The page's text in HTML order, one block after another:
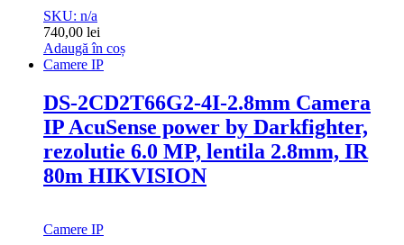
SKU: n/a
740,00 lei
Adaugă în coș
Camere IP
DS-2CD2T66G2-4I-2.8mm Camera
IP AcuSense power by Darkfighter,
rezolutie 6.0 MP, lentila 2.8mm, IR
80m HIKVISION
Camere IP